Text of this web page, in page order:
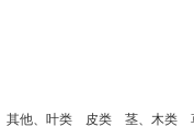
其他、叶类 皮类 茎、木类